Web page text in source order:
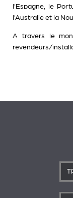
l'Espagne, le
l'Australie et la
A travers le
revendeurs/